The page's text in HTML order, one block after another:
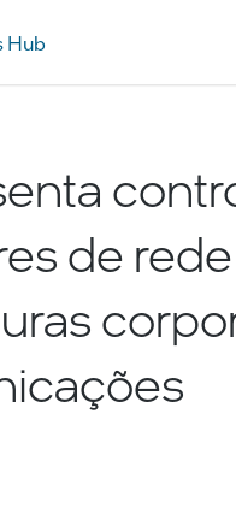
Hub
de